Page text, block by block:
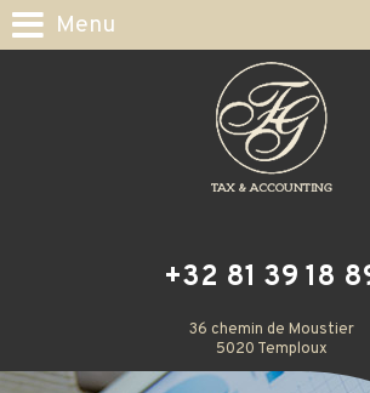
Menu
+32 81 39 18
36 chemin de Moustier
5020 Temploux